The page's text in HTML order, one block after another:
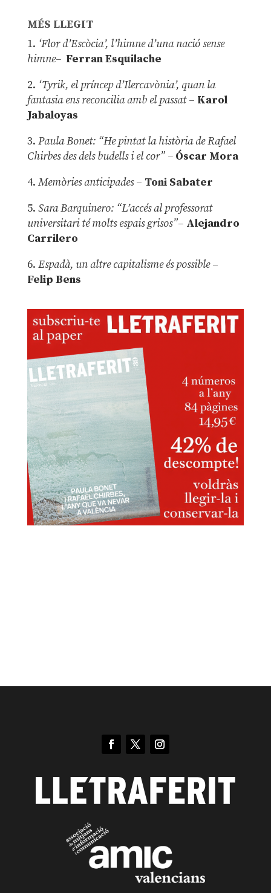
MÉS LLEGIT
1. ‘Flor d’Escòcia’, l’himne d’una nació sense
himne– Ferran Esquilache
2. ‘Tyrik, el príncep d’Ilercavònia’, quan la
fantasia ens reconcilia amb el passat– Karol
Jabaloyas
3. Paula Bonet: “He pintat la història de Rafael
Chirbes des dels budells i el cor” –Óscar Mora
4. Memòries anticipades– Toni Sabater
5. Sara Barquinero: “L’accés al professorat
universitari té molts espais grisos”– Alejandro
Carrilero
6. Espadà, un altre capitalisme és possible –
Felip Bens